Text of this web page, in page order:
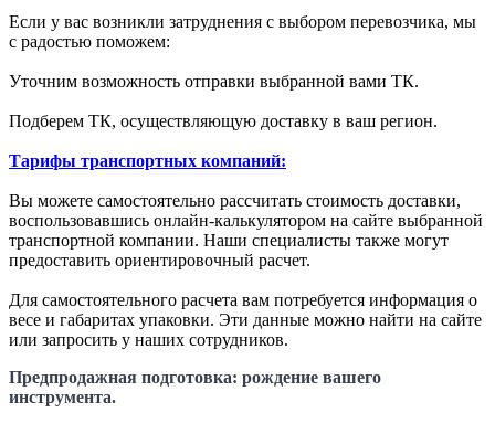
Если у вас возникли затруднения с выбором перевозчика, мы
с радостью поможем:
Уточним возможность отправки выбранной вами ТК.
Подберем ТК, осуществляющую доставку в ваш регион.
Тарифы транспортных компаний:
Вы можете самостоятельно рассчитать стоимость доставки,
воспользовавшись онлайн-калькулятором на сайте выбранной
транспортной компании. Наши специалисты также могут
предоставить ориентировочный расчет.
Для самостоятельного расчета вам потребуется информация о
весе и габаритах упаковки. Эти данные можно найти на сайте
или запросить у наших сотрудников.
Предпродажная подготовка: рождение вашего
инструмента.